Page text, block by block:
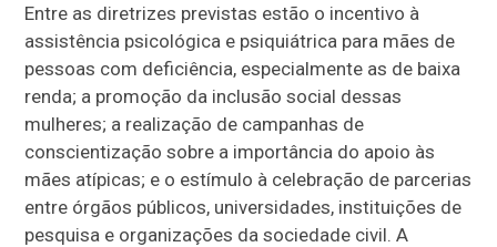
Entre as diretrizes previstas estão o incentivo à
assistência psicológica e psiquiátrica para mães de
pessoas com deficiência, especialmente as de baixa
renda; a promoção da inclusão social dessas
mulheres; a realização de campanhas de
conscientização sobre a importância do apoio às
mães atípicas; e o estímulo à celebração de parcerias
entre órgãos públicos, universidades, instituições de
pesquisa e organizações da sociedade civil. A